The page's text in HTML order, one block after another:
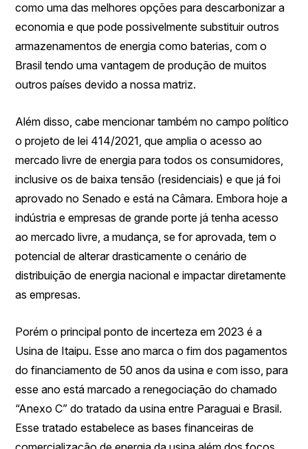
como uma das melhores opções para descarbonizar a
economia e que pode possivelmente substituir outros
armazenamentos de energia como baterias, com o
Brasil tendo uma vantagem de produção de muitos
outros países devido a nossa matriz.
Além disso, cabe mencionar também no campo político
o projeto de lei 414/2021, que amplia o acesso ao
mercado livre de energia para todos os consumidores,
inclusive os de baixa tensão (residenciais) e que já foi
aprovado no Senado e está na Câmara. Embora hoje a
indústria e empresas de grande porte já tenha acesso
ao mercado livre, a mudança, se for aprovada, tem o
potencial de alterar drasticamente o cenário de
distribuição de energia nacional e impactar diretamente
as empresas.
Porém o principal ponto de incerteza em 2023 é a
Usina de Itaipu. Esse ano marca o fim dos pagamentos
do financiamento de 50 anos da usina e com isso, para
esse ano está marcado a renegociação do chamado
“Anexo C” do tratado da usina entre Paraguai e Brasil.
Esse tratado estabelece as bases financeiras de